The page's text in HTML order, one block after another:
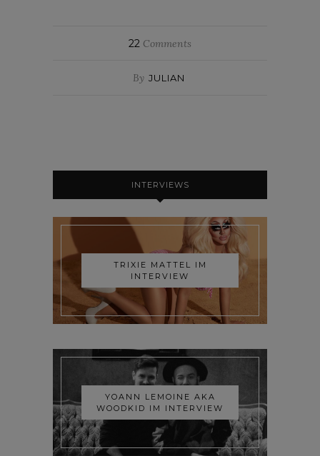
22 Comments
By JULIAN
INTERVIEWS
TRIXIE MATTEL IM
INTERVIEW
YOANN LEMOINE AKA
WOODKID IM INTERVIEW